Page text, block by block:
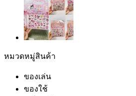
หมวดหมู่สินค้า
ของเล่น
ของใช้